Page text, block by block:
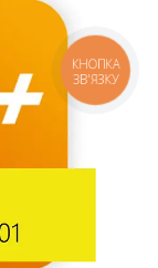
КНОПКА
ЗВ'ЯЗКУ